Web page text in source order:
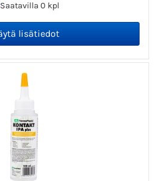
Saatavilla 0 kpl